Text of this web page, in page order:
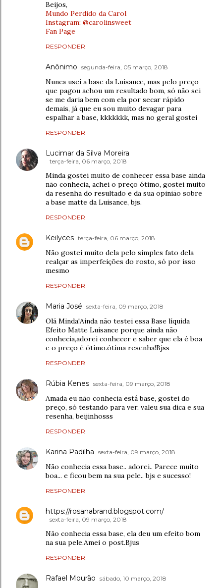
Beijos,
Mundo Perdido da Carol
Instagram: @carolinsweet
Fan Page
RESPONDER
Anônimo segunda-feira, 05 março, 2018
Nunca usei a base da Luisance, mas pelo preço
que pagou achou um resultado bom, só não sei
se me daria bem com ela por secar rápido
demais, já que eu sou muito devagar para
espalhar a base, kkkkkkk, mas no geral gostei
RESPONDER
Lucimar da Silva Moreira
terça-feira, 06 março, 2018
Minda gostei muito de conhecer essa base ainda
não conhecia, achei o preço ótimo, gostei muito
da resenha do resultado e da sua opinião sobre
a base matte da Luisance, bjs.
RESPONDER
Keilyces terça-feira, 06 março, 2018
Não gostei muito dela pelo simples fato dela
realçar as imperfeições do rosto, só por isso
mesmo
RESPONDER
Maria José sexta-feira, 09 março, 2018
Olá Minda!Ainda não testei essa Base líquida
Efeito Matte Luisance porque ainda não
conhecia,adorei conhecer e saber que ela é boa
e o preço é ótimo.ótima resenha!Bjss
RESPONDER
Rúbia Kenes sexta-feira, 09 março, 2018
Amada eu não conhecia está base, gostei do
preço, só testando para ver, valeu sua dica e sua
resenha, beijinhosss
RESPONDER
Karina Padilha sexta-feira, 09 março, 2018
Não conhecia essa base.. adorei.. Parece muito
boa... e ficou bem na sua pele.. bjs e sucesso!
RESPONDER
https://rosanabrand.blogspot.com/
sexta-feira, 09 março, 2018
Não conhecia essa base, ela deu um efeito bom
na sua pele.Amei o post.Bjus
RESPONDER
Rafael Mourão sábado, 10 março, 2018